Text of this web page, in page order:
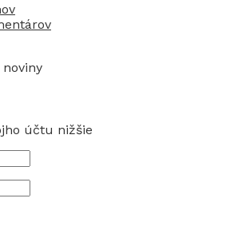
účtu nižšie